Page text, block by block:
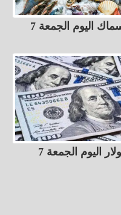
أسعار الأسماك اليوم الجمعة 7
أسعار الدولار اليوم الجمعة 7